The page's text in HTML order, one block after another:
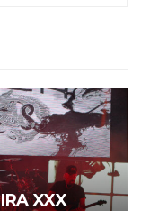
XXX